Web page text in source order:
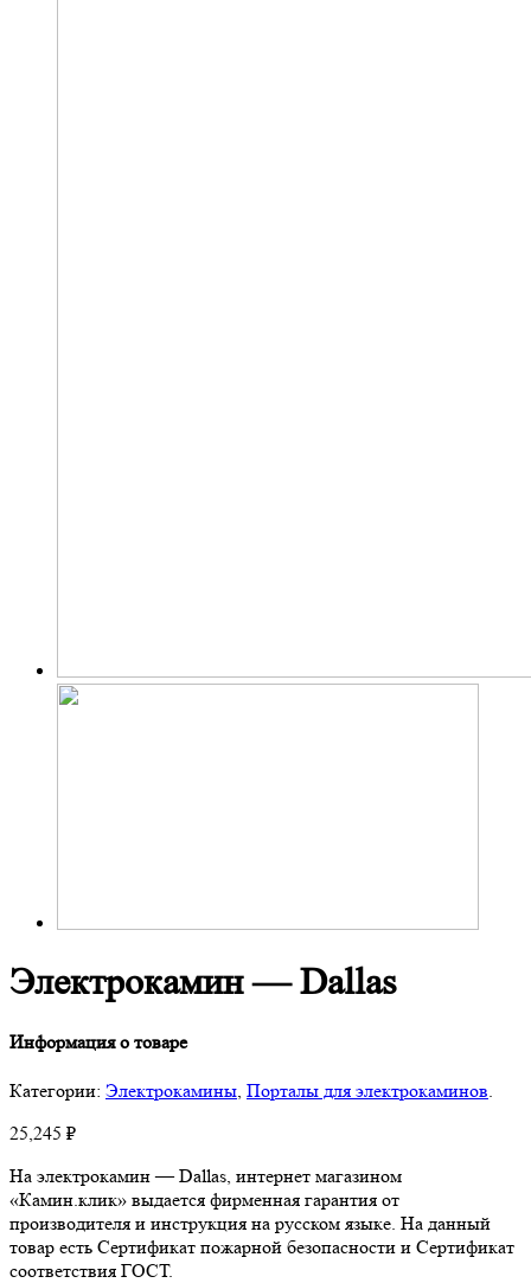
Электрокамин — Dallas
Информация о товаре
Категории: Электрокамины, Порталы для электрокаминов.
25,245 ₽
На электрокамин — Dallas, интернет магазином
«Камин.клик» выдается фирменная гарантия от
производителя и инструкция на русском языке. На данный
товар есть Сертификат пожарной безопасности и Сертификат
соответствия ГОСТ.